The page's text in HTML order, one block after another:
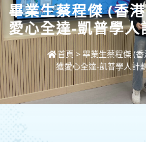
畢業生蔡程傑 (香
愛心全達-凱普學人
首頁 > 畢業生蔡程傑 (
獲愛心全達-凱普學人計